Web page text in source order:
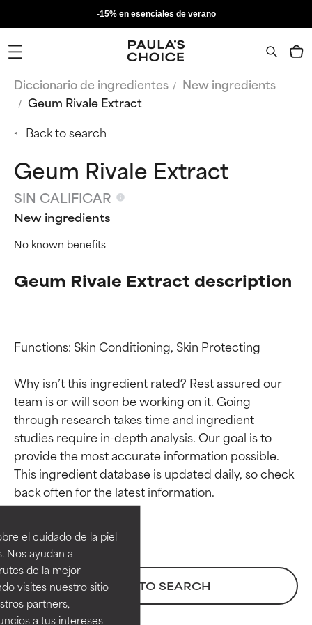
el cuidado de la piel
Nos ayudan a
de la mejor
visites nuestro sitio
partners,
a tus intereses
-15% en esenciales de verano
Diccionario de ingredientes
New ingredients
Geum Rivale Extract
Back to search
Geum Rivale Extract
SIN CALIFICAR
New ingredients
No known benefits
Geum Rivale Extract description
Functions: Skin Conditioning, Skin Protecting
Why isn’t this ingredient rated? Rest assured our
team is or will soon be working on it. Going
through research takes time and ingredient
studies require in-depth analysis. Our goal is to
provide the most accurate information possible.
This ingredient database is updated daily, so check
BACK TO SEARCH
Calificaciones de
ingredientes
EXCELENTE
Ingrediente sobresaliente con
beneficios reales para la piel. Su
Calificaciones de
ingredientes
EXCELENTE
Ingrediente sobresaliente con
beneficios reales para la piel. Su